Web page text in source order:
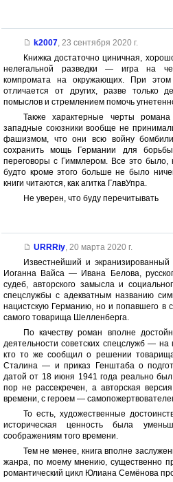
k2007, 23 сентября 2020 г.
Книжка достаточно циничная,
нелегальной разведки — игра на
компромата на окружающих. При этом
отличается от других, разве только
помыслов и стремлением помочь
Также характерные черты
западные союзники вообще не
фашизмом, что они всю войну
сохранить мощь Германии для
переговоры с Гиммлером. Все это было,
будто кроме этого больше не было
книги читаются, как агитка ГлавУпра.
Не уверен, что буду перечитывать
URRRiy, 20 марта 2020 г.
Известнейший и
Иоганна Вайса — Ивана Белова,
судеб, авторского замысла и
спецслужбы с адекватным названию
нацистскую Германию, но и попавшего в
самого товарища Шелленберга.
По качеству роман вполне
деятельности советских спецслужб — на
кто то же сообщил о решении
Сталина — и приказ Генштаба о
датой от 18 июня 1941 года реально
пор не рассекречен, а авторская
времени, с героем —
То есть, художественные
историческая ценность была
соображениям того времени.
Тем не менее, книга вполне
жанра, по моему мнению, существенно
романтический цикл Юлиана Семёнова